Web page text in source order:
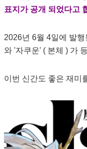
표지가 공개 되었다고
2026년 6월 4일에 발
와 '자쿠운' ( 본체 ) 가
이번 신간도 좋은 재미